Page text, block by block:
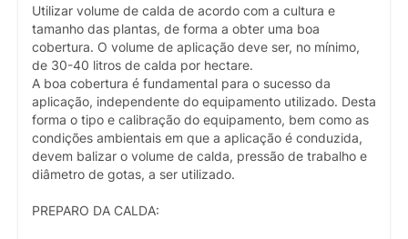
Utilizar volume de calda de acordo com a cultura e
tamanho das plantas, de forma a obter uma boa
cobertura. O volume de aplicação deve ser, no mínimo,
de 30-40 litros de calda por hectare.
A boa cobertura é fundamental para o sucesso da
aplicação, independente do equipamento utilizado. Desta
forma o tipo e calibração do equipamento, bem como as
condições ambientais em que a aplicação é conduzida,
devem balizar o volume de calda, pressão de trabalho e
diâmetro de gotas, a ser utilizado.
PREPARO DA CALDA: